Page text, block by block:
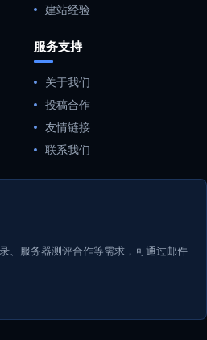
建站经验
服务支持
关于我们
投稿合作
友情链接
联系我们
、服务器测评合作等需求，可通过邮件